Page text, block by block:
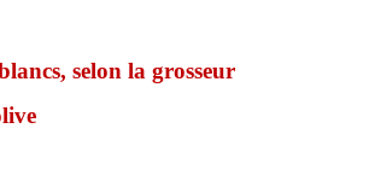
selon la grosseur